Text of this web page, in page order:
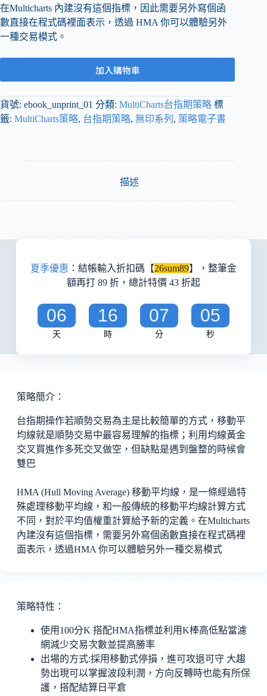
在Multicharts 內建沒有這個指標，因此需要另外寫個函
數直接在程式碼裡面表示，透過 HMA 你可以體驗另外
一種交易模式。
加入購物車
貨號: ebook_unprint_01 分類: MultiCharts台指期策略 標
籤: MultiCharts策略, 台指期策略, 無印系列 , 策略電子書
描述
夏季優惠 ：結帳輸入折扣碼【26sum89】，整筆金
額再打 89 折，總計特價 43 折起
06
天
16
時
07
分
05
秒
策略簡介：
台指期操作若順勢交易為主是比較簡單的方式，移動平
均線就是順勢交易中最容易理解的指標；利用均線黃金
交叉買進作多死交叉做空，但缺點是遇到盤整的時候會
雙巴
HMA (Hull Moving Average) 移動平均線，是一條經過特
殊處理移動平均線，和一般傳統的移動平均線計算方式
不同，對於平均值權重計算給予新的定義。在Multicharts
內建沒有這個指標，需要另外寫個函數直接在程式碼裡
面表示，透過HMA 你可以體驗另外一種交易模式
策略特性：
使用100分K 搭配HMA指標並利用K棒高低點當濾
網減少交易次數並提高勝率
出場的方式:採用移動式停損，進可攻退可守 大趨
勢出現可以掌握波段利潤，方向反轉時也能有所保
護，搭配結算日平倉